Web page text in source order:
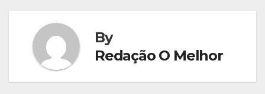
By
Redação O Melhor